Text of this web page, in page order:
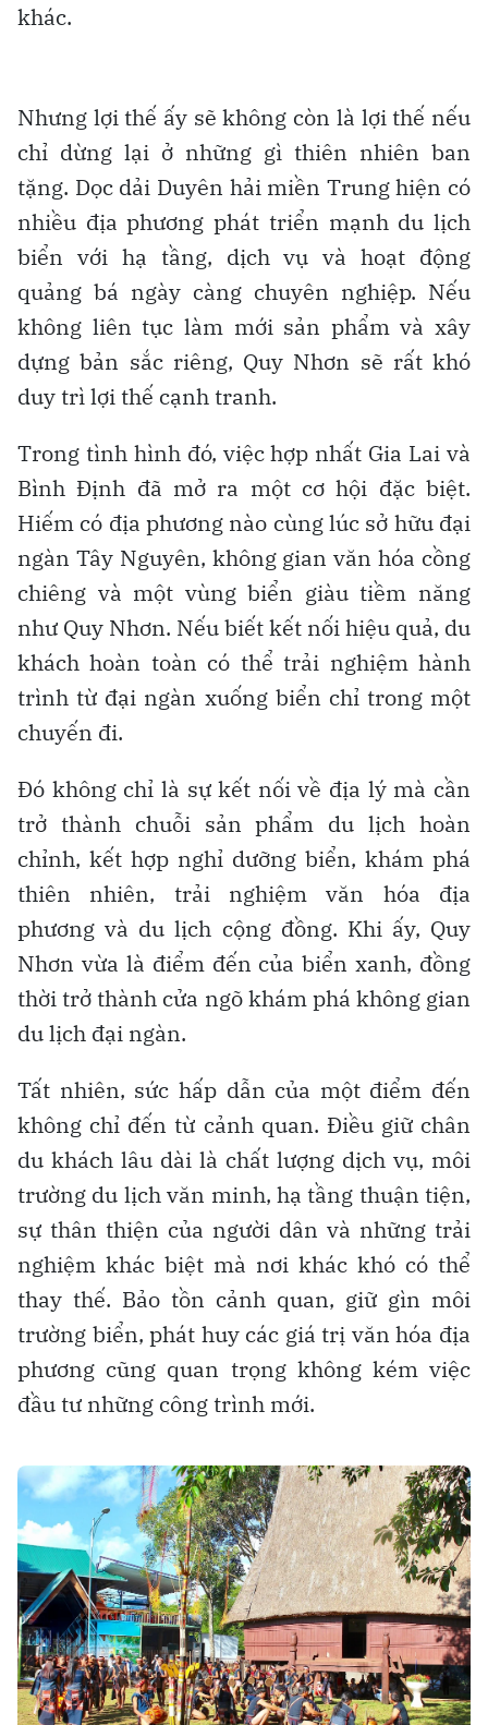
khác.
Nhưng lợi thế ấy sẽ không còn là lợi thế nếu
chỉ dừng lại ở những gì thiên nhiên ban
tặng. Dọc dải Duyên hải miền Trung hiện có
nhiều địa phương phát triển mạnh du lịch
biển với hạ tầng, dịch vụ và hoạt động
quảng bá ngày càng chuyên nghiệp. Nếu
không liên tục làm mới sản phẩm và xây
dựng bản sắc riêng, Quy Nhơn sẽ rất khó
duy trì lợi thế cạnh tranh.
Trong tình hình đó, việc hợp nhất Gia Lai và
Bình Định đã mở ra một cơ hội đặc biệt.
Hiếm có địa phương nào cùng lúc sở hữu đại
ngàn Tây Nguyên, không gian văn hóa cồng
chiêng và một vùng biển giàu tiềm năng
như Quy Nhơn. Nếu biết kết nối hiệu quả, du
khách hoàn toàn có thể trải nghiệm hành
trình từ đại ngàn xuống biển chỉ trong một
chuyến đi.
Đó không chỉ là sự kết nối về địa lý mà cần
trở thành chuỗi sản phẩm du lịch hoàn
chỉnh, kết hợp nghỉ dưỡng biển, khám phá
thiên nhiên, trải nghiệm văn hóa địa
phương và du lịch cộng đồng. Khi ấy, Quy
Nhơn vừa là điểm đến của biển xanh, đồng
thời trở thành cửa ngõ khám phá không gian
du lịch đại ngàn.
Tất nhiên, sức hấp dẫn của một điểm đến
không chỉ đến từ cảnh quan. Điều giữ chân
du khách lâu dài là chất lượng dịch vụ, môi
trường du lịch văn minh, hạ tầng thuận tiện,
sự thân thiện của người dân và những trải
nghiệm khác biệt mà nơi khác khó có thể
thay thế. Bảo tồn cảnh quan, giữ gìn môi
trường biển, phát huy các giá trị văn hóa địa
phương cũng quan trọng không kém việc
đầu tư những công trình mới.